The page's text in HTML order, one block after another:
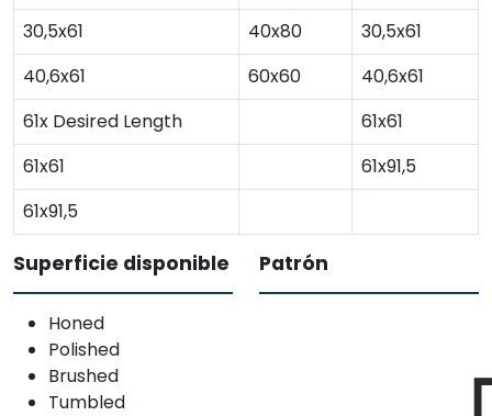
30,5x61
40x80
30,5x61
40,6x61
60x60
40,6x61
61x Desired Length
61x61
61x61
61x91,5
61x91,5
Superficie disponible
Honed
Polished
Brushed
Tumbled
Patrón